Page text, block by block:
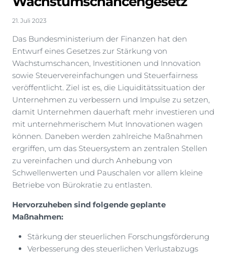
21. Juli 2023
Das Bundesministerium der Finanzen hat den
Entwurf eines Gesetzes zur Stärkung von
Wachstumschancen, Investitionen und Innovation
sowie Steuervereinfachungen und Steuerfairness
veröffentlicht. Ziel ist es, die Liquiditätssituation der
Unternehmen zu verbessern und Impulse zu setzen,
damit Unternehmen dauerhaft mehr investieren und
mit unternehmerischem Mut Innovationen wagen
können. Daneben werden zahlreiche Maßnahmen
ergriffen, um das Steuersystem an zentralen Stellen
zu vereinfachen und durch Anhebung von
Schwellenwerten und Pauschalen vor allem kleine
Betriebe von Bürokratie zu entlasten.
Hervorzuheben sind folgende geplante
Maßnahmen:
Stärkung der steuerlichen Forschungsförderung
Verbesserung des steuerlichen Verlustabzugs